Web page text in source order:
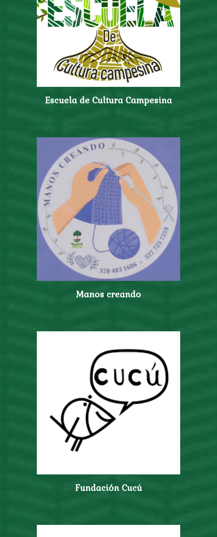
Escuela de Cultura Campesina
Manos creando
Fundación Cucú